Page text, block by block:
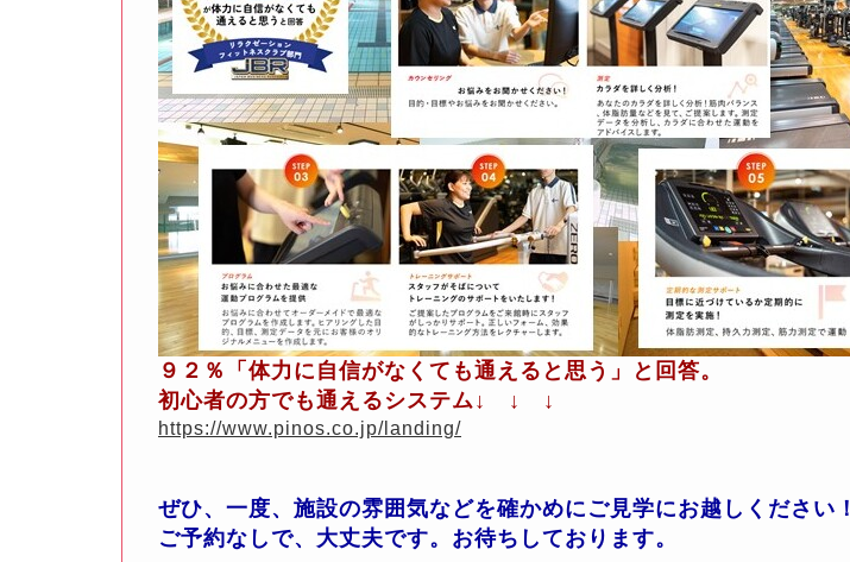
９２％「体力に自信がなくても通えると思う」と回答。
初心者の方でも通えるシステム↓ ↓ ↓
https://www.pinos.co.jp/landing/
ぜひ、一度、施設の雰囲気などを確かめにご見学にお越しください！
ご予約なしで、大丈夫です。お待ちしております。